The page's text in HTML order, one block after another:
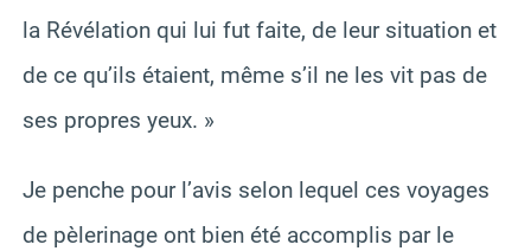
la Révélation qui lui fut faite, de leur situation et
de ce qu’ils étaient, même s’il ne les vit pas de
ses propres yeux. »
Je penche pour l’avis selon lequel ces voyages
de pèlerinage ont bien été accomplis par le